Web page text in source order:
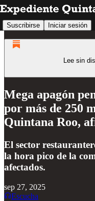
Suscribirse Iniciar sesión
Lee sin
Mega apagón
por más de 250
Quintana Roo,
El sector
la hora pico de la
afectados.
sep 27, 2025
Escucha